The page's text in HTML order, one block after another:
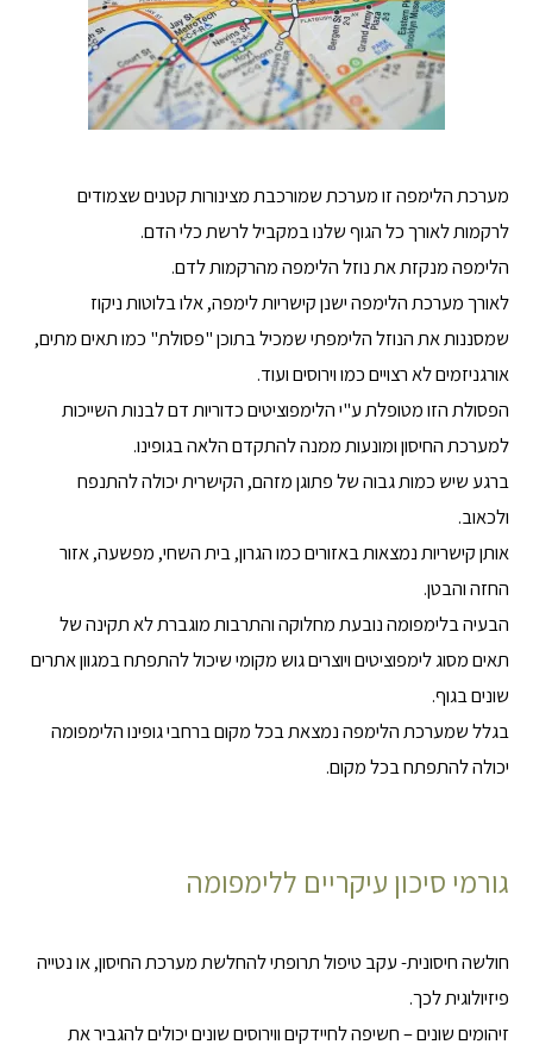
מערכת הלימפה זו מערכת שמורכבת מצינורות קטנים שצמודים
לרקמות לאורך כל הגוף שלנו במקביל לרשת כלי הדם.
הלימפה מנקזת את נוזל הלימפה מהרקמות לדם.
לאורך מערכת הלימפה ישנן קישריות לימפה, אלו בלוטות ניקוז
שמסננות את הנוזל הלימפתי שמכיל בתוכן "פסולת" כמו תאים מתים,
אורגניזמים לא רצויים כמו וירוסים ועוד.
הפסולת הזו מטופלת ע"י הלימפוציטים כדוריות דם לבנות השייכות
למערכת החיסון ומונעות ממנה להתקדם הלאה בגופינו.
ברגע שיש כמות גבוה של פתוגן מזהם, הקישרית יכולה להתנפח
ולכאוב.
אותן קישריות נמצאות באזורים כמו הגרון, בית השחי, מפשעה, אזור
החזה והבטן.
הבעיה בלימפומה נובעת מחלוקה והתרבות מוגברת לא תקינה של
תאים מסוג לימפוציטים ויוצרים גוש מקומי שיכול להתפתח במגוון אתרים
שונים בגוף.
בגלל שמערכת הלימפה נמצאת בכל מקום ברחבי גופינו הלימפומה
יכולה להתפתח בכל מקום.
גורמי סיכון עיקריים ללימפומה
חולשה חיסונית- עקב טיפול תרופתי להחלשת מערכת החיסון, או נטייה
פיזיולוגית לכך.
זיהומים שונים – חשיפה לחיידקים ווירוסים שונים יכולים להגביר את